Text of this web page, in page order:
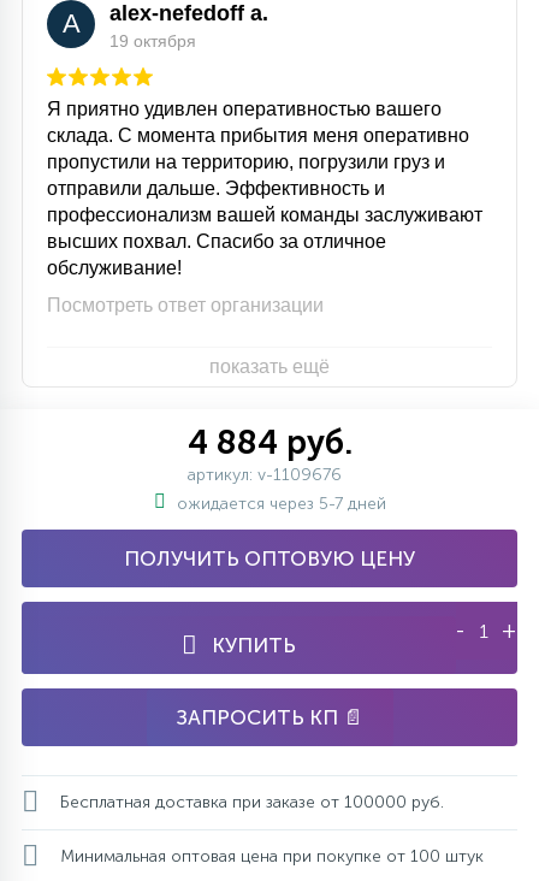
A alex-nefedoff a.
19 октября
Я приятно удивлен оперативностью вашего
склада. С момента прибытия меня оперативно
пропустили на территорию, погрузили груз и
отправили дальше. Эффективность и
профессионализм вашей команды заслуживают
высших похвал. Спасибо за отличное
обслуживание!
Посмотреть ответ организации
показать ещё
4 884 руб.
артикул: v-1109676
ожидается через 5-7 дней
ПОЛУЧИТЬ ОПТОВУЮ ЦЕНУ
КУПИТЬ
- +
ЗАПРОСИТЬ КП 📄
Бесплатная доставка при заказе от 100000 руб.
Минимальная оптовая цена при покупке от 100 штук